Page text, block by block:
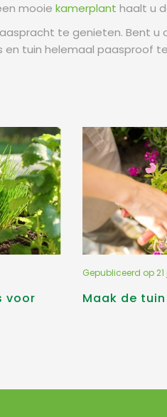
mooie kamerplant haalt u
te genieten. Bent u
en tuin helemaal paasproof
voor
Maak de
Gepubliceerd op